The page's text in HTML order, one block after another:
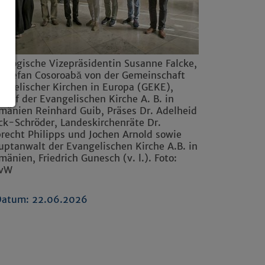
Vizepräsidentin Susanne Falcke,
Stefan Cosoroabă von der Gemeinschaft
Kirchen in Europa (GEKE),
der Evangelischen Kirche A. B. in
Reinhard Guib, Präses Dr. Adelheid
Schröder, Landeskirchenräte Dr.
Philipps und Jochen Arnold sowie
der Evangelischen Kirche A.B. in
Friedrich Gunesch (v. l.). Foto:
22.06.2026